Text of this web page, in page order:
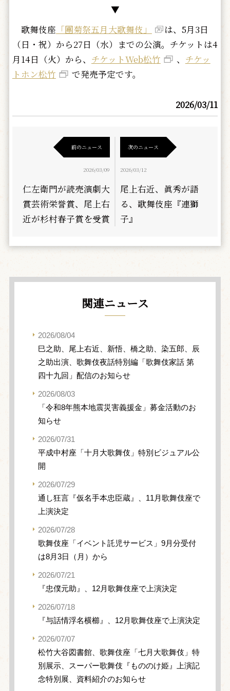
▼
歌舞伎座 「團菊祭五月大歌舞伎」
は、5月3日
（日・祝）から27日（水）までの公演。チケットは4
月14日（火）から、 チケットWeb松竹 、 チケッ
トホン松竹
で発売予定です。
2026/03/11
前のニュース
2026/03/09
仁左衛門が読売演劇大
賞芸術栄誉賞、尾上右
近が杉村春子賞を受賞
次のニュース
2026/03/12
尾上右近、眞秀が語
る、歌舞伎座『連獅
子』
関連ニュース
2026/08/04
巳之助、尾上右近、新悟、橋之助、染五郎、辰
之助出演、歌舞伎夜話特別編「歌舞伎家話 第
四十九回」配信のお知らせ
2026/08/03
「令和8年熊本地震災害義援金」募金活動のお
知らせ
2026/07/31
平成中村座「十月大歌舞伎」特別ビジュアル公
開
2026/07/29
通し狂言『仮名手本忠臣蔵』、11月歌舞伎座で
上演決定
2026/07/28
歌舞伎座「イベント託児サービス」9月分受付
は8月3日（月）から
2026/07/21
『忠僕元助』、12月歌舞伎座で上演決定
2026/07/18
『与話情浮名横櫛』、12月歌舞伎座で上演決定
2026/07/07
松竹大谷図書館、歌舞伎座「七月大歌舞伎」特
別展示、スーパー歌舞伎『もののけ姫』上演記
念特別展、資料紹介のお知らせ